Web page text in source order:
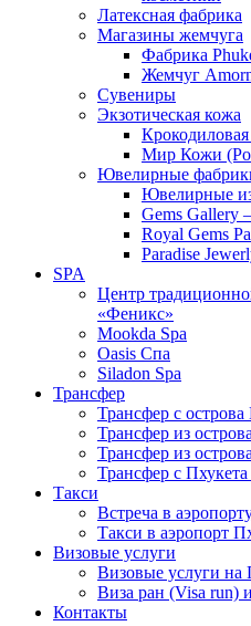
Латексная фабрика
Магазины жемчуга
Фабрика
Жемчуг
Сувениры
Экзотическая кожа
Мир Кожи
Ювелирные
Ювелирные
Gems Gallery
Royal Gems
Paradise
SPA
Центр
«Феникс»
Mookda Spa
Oasis Спа
Siladon Spa
Трансфер
Трансфер с
Трансфер из
Трансфер из
Трансфер с
Такси
Встреча в
Такси в аэропорт
Визовые услуги
Визовые услуги на
Виза ран (Visa run)
Контакты